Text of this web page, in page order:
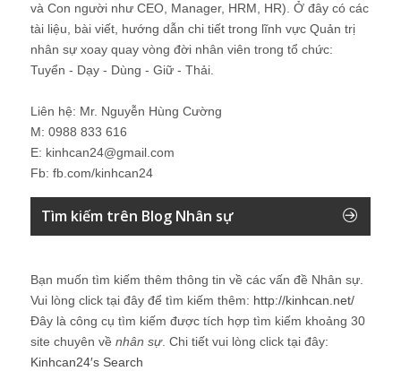
và Con người như CEO, Manager, HRM, HR). Ở đây có các
tài liệu, bài viết, hướng dẫn chi tiết trong lĩnh vực Quản trị
nhân sự xoay quay vòng đời nhân viên trong tổ chức:
Tuyển - Dạy - Dùng - Giữ - Thải.
Liên hệ: Mr. Nguyễn Hùng Cường
M: 0988 833 616
E: kinhcan24@gmail.com
Fb: fb.com/kinhcan24
Tìm kiếm trên Blog Nhân sự
Bạn muốn tìm kiếm thêm thông tin về các vấn đề Nhân sự.
Vui lòng click tại đây để tìm kiếm thêm: http://kinhcan.net/
Đây là công cụ tìm kiếm được tích hợp tìm kiếm khoảng 30
site chuyên về nhân sự. Chi tiết vui lòng click tại đây:
Kinhcan24′s Search